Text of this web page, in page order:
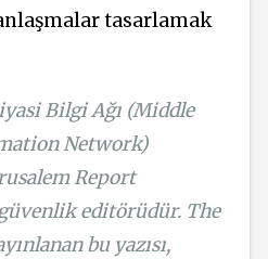
tasarlamak
Bilgi Ağı (Middle
Network)
Report
editörüdür. The
bu yazısı,